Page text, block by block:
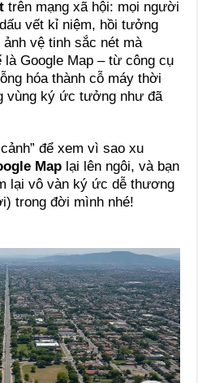
trên mạng xã hội: mọi người
vết kỉ niệm, hồi tưởng
vệ tinh sắc nét mà
là Google Map – từ công cụ
hóa thành cỗ máy thời
vùng ký ức tưởng như đã
để xem vì sao xu
Map lại lên ngôi, và bạn
lại vô vàn ký ức dễ thương
trong đời mình nhé!